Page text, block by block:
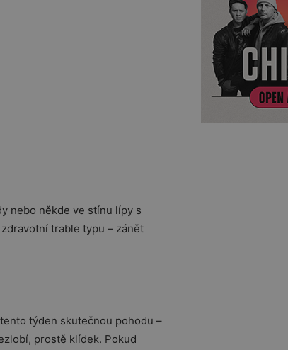
nebo někde ve stínu lípy s
trable typu – zánět
týden skutečnou pohodu –
prostě klídek. Pokud